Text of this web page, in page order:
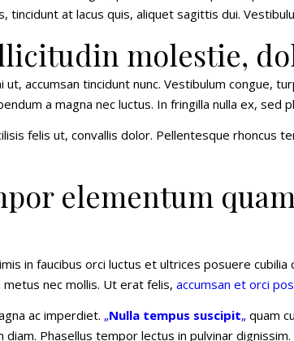
tincidunt at lacus quis, aliquet sagittis dui.
molestie,
accumsan tincidunt nunc. Vestibulum congue,
a magna nec luctus. In fringilla nulla ex, sed
felis ut, convallis dolor. Pellentesque rhoncus
elementum
in faucibus orci luctus et ultrices posuere
nec mollis. Ut erat felis, accumsan et orci
ac imperdiet. „Nulla tempus suscipit„ quam
diam. Phasellus tempor lectus in pulvinar